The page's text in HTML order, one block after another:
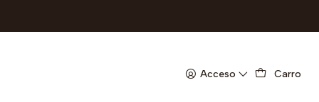
Acceso Carro
- UBI 2-F
X 10 CAP- PIROXICAM 20
- UBI 2-F